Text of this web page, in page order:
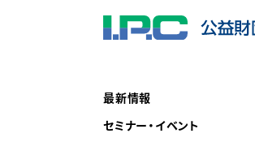
最新情報
セミナー・イベント